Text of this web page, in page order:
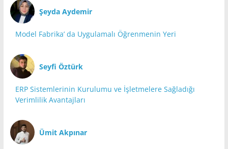
Şeyda Aydemir
Model Fabrika’ da Uygulamalı Öğrenmenin Yeri
Seyfi Öztürk
ERP Sistemlerinin Kurulumu ve İşletmelere Sağladığı
Verimlilik Avantajları
Ümit Akpınar